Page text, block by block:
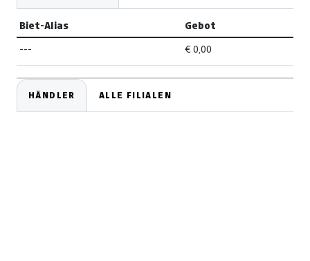
Biet-Alias Gebot
--- € 0,00
HÄNDLER ALLE FILIALEN